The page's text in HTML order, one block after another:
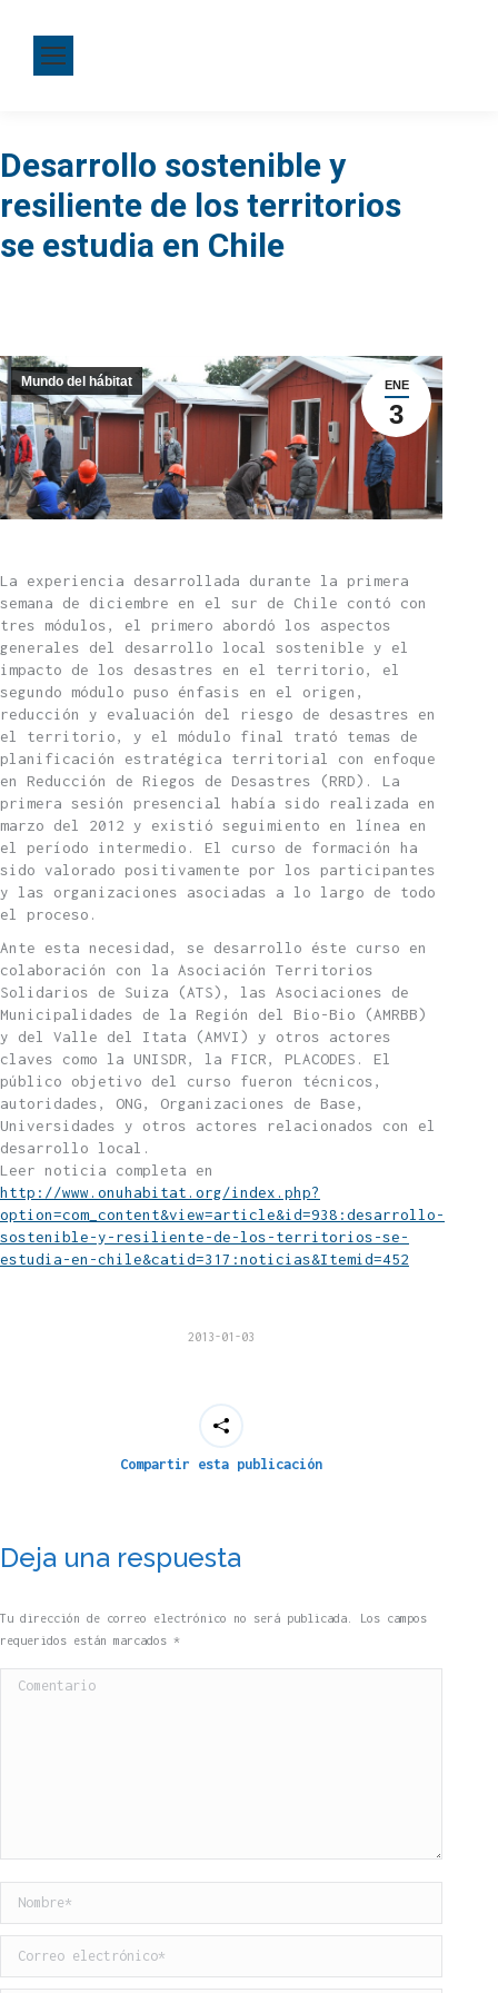
Desarrollo sostenible y
resiliente de los territorios
se estudia en Chile
ENE
3
Mundo del hábitat
La experiencia desarrollada durante la primera
semana de diciembre en el sur de Chile contó con
tres módulos, el primero abordó los aspectos
generales del desarrollo local sostenible y el
impacto de los desastres en el territorio, el
segundo módulo puso énfasis en el origen,
reducción y evaluación del riesgo de desastres en
el territorio, y el módulo final trató temas de
planificación estratégica territorial con enfoque
en Reducción de Riegos de Desastres (RRD). La
primera sesión presencial había sido realizada en
marzo del 2012 y existió seguimiento en línea en
el período intermedio. El curso de formación ha
sido valorado positivamente por los participantes
y las organizaciones asociadas a lo largo de todo
el proceso.
Ante esta necesidad, se desarrollo éste curso en
colaboración con la Asociación Territorios
Solidarios de Suiza (ATS), las Asociaciones de
Municipalidades de la Región del Bio-Bio (AMRBB)
y del Valle del Itata (AMVI) y otros actores
claves como la UNISDR, la FICR, PLACODES. El
público objetivo del curso fueron técnicos,
autoridades, ONG, Organizaciones de Base,
Universidades y otros actores relacionados con el
desarrollo local.
Leer noticia completa en
http://www.onuhabitat.org/index.php?
option=com_content&view=article&id=938:desarrollo-
sostenible-y-resiliente-de-los-territorios-se-
estudia-en-chile&catid=317:noticias&Itemid=452
2013-01-03
Compartir esta publicación
Deja una respuesta
Tu dirección de correo electrónico no será publicada. Los campos
requeridos están marcados *
Comentario
Nombre *
Correo electrónico *